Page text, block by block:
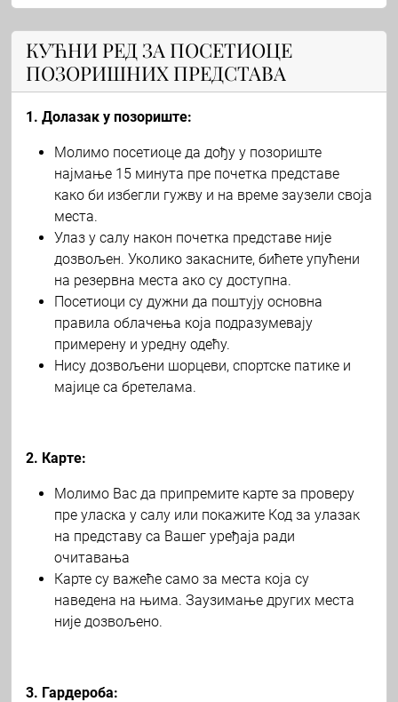
КУЋНИ РЕД ЗА ПОСЕТИОЦЕ
ПОЗОРИШНИХ ПРЕДСТАВА
1. Долазак у позориште:
Молимо посетиоце да дођу у позориште
најмање 15 минута пре почетка представе
како би избегли гужву и на време заузели своја
места.
Улаз у салу након почетка представе није
дозвољен. Уколико закасните, бићете упућени
на резервна места ако су доступна.
Посетиоци су дужни да поштују основна
правила облачења која подразумевају
примерену и уредну одећу.
Нису дозвољени шорцеви, спортске патике и
мајице са бретелама.
2. Карте:
Молимо Вас да припремите карте за проверу
пре уласка у салу или покажите Код за улазак
на представу са Вашег уређаја ради
очитавања
Карте су важеће само за места која су
наведена на њима. Заузимање других места
није дозвољено.
3. Гардероба: